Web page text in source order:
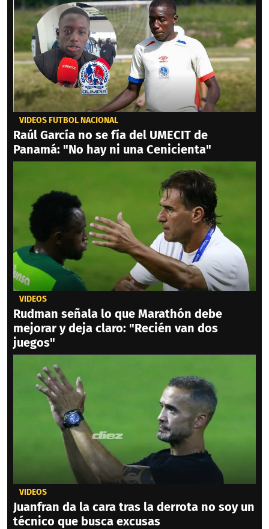
VIDEOS FÚTBOL NACIONAL
Raúl García no se fía del UMECIT de
Panamá: "No hay ni una Cenicienta"
VIDEOS
Rudman señala lo que Marathón debe
mejorar y deja claro: "Recién van dos
juegos"
VIDEOS
Juanfran da la cara tras la derrota no soy un
técnico que busca excusas